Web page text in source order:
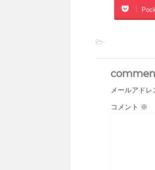
-
メールアドレ
コメント ※